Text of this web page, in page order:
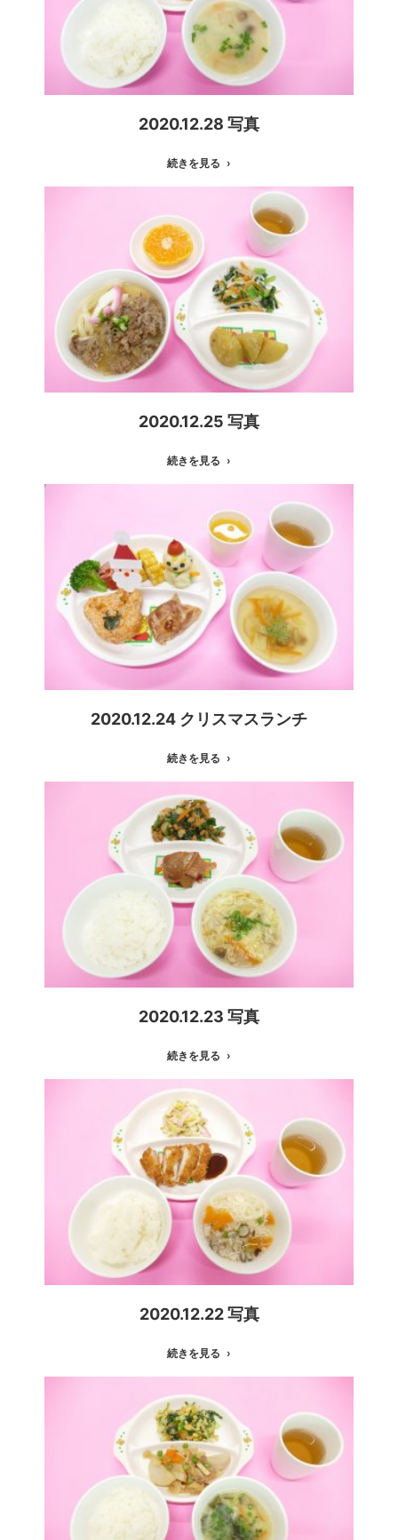
2020.12.28 写真
続きを見る
2020.12.25 写真
続きを見る
2020.12.24 クリスマスランチ
続きを見る
2020.12.23 写真
続きを見る
2020.12.22 写真
続きを見る